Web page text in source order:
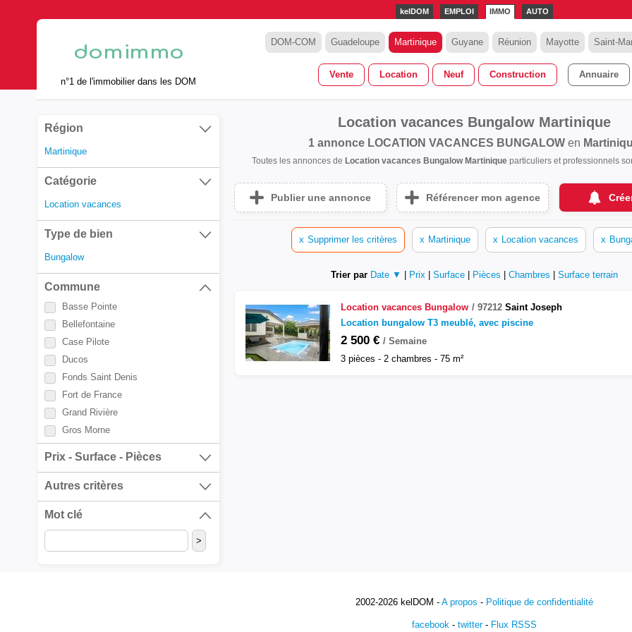
kelDOM EMPLOI IMMO AUTO
n°1 de l'immobilier dans les DOM
DOM-COM Guadeloupe Martinique Guyane Réunion Mayotte Saint-
Vente Location Neuf Construction Annuaire
Région
Martinique
Catégorie
Location vacances
Type de bien
Bungalow
Commune
Basse Pointe
Bellefontaine
Case Pilote
Ducos
Fonds Saint Denis
Fort de France
Grand Rivière
Gros Morne
Le Carbet
Le Diamant
Le François
Le Lorrain
Prix - Surface - Pièces
Autres critères
Mot clé
Location vacances Bungalow Martinique
1 annonce LOCATION VACANCES BUNGALOW en
Toutes les annonces de Location vacances Bungalow Martiniqueparticuliers et professionnels
Publier une annonce Référencer mon agence
x Supprimer les critères x Martinique x Location vacances x
Trier par Date ▼ Prix Surface Pièces Chambres Surface terrain
Location vacances Bungalow 97212 Saint Joseph
Location bungalow T3 meublé, avec piscine
2 500 € / Semaine
3 pièces - 2 chambres - 75 m²
2002-2026 kelDOM - A propos - Politique de confidentialité
facebook- twitter- Flux RSSS